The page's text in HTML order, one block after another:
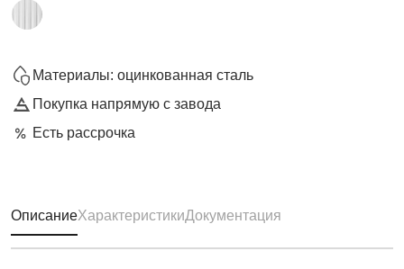
Материалы: оцинкованная сталь
Покупка напрямую с завода
Есть рассрочка
ОписаниеХарактеристикиДокументация